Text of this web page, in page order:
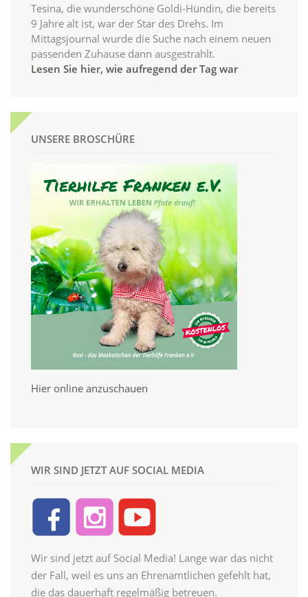
Tesina, die wunderschöne Goldi-Hündin, die bereits
9 Jahre alt ist, war der Star des Drehs. Im
Mittagsjournal wurde die Suche nach einem neuen
passenden Zuhause dann ausgestrahlt.
Lesen Sie hier, wie aufregend der Tag war
UNSERE BROSCHÜRE
Hier online anzuschauen
WIR SIND JETZT AUF SOCIAL MEDIA
Wir sind jetzt auf Social Media! Lange war das nicht
der Fall, weil es uns an Ehrenamtlichen gefehlt hat,
die das dauerhaft regelmäßig betreuen.